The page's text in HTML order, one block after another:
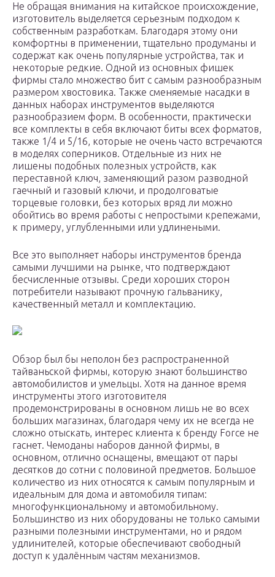
Не обращая внимания на китайское происхождение,
изготовитель выделяется серьезным подходом к
собственным разработкам. Благодаря этому они
комфортны в применении, тщательно продуманы и
содержат как очень популярные устройства, так и
некоторые редкие. Одной из основных фишек
фирмы стало множество бит с самым разнообразным
размером хвостовика. Также сменяемые насадки в
данных наборах инструментов выделяются
разнообразием форм. В особенности, практически
все комплекты в себя включают биты всех форматов,
также 1/4 и 5/16, которые не очень часто встречаются
в моделях соперников. Отдельные из них не
лишены подобных полезных устройств, как
переставной ключ, заменяющий разом разводной
гаечный и газовый ключи, и продолговатые
торцевые головки, без которых вряд ли можно
обойтись во время работы с непростыми крепежами,
к примеру, углубленными или удлинеными.
Все это выполняет наборы инструментов бренда
самыми лучшими на рынке, что подтверждают
бесчисленные отзывы. Среди хороших сторон
потребители называют прочную гальванику,
качественный металл и комплектацию.
Обзор был бы неполон без распространенной
тайваньской фирмы, которую знают большинство
автомобилистов и умельцы. Хотя на данное время
инструменты этого изготовителя
продемонстрированы в основном лишь не во всех
больших магазинах, благодаря чему их не всегда не
сложно отыскать, интерес клиента к бренду Force не
гаснет. Чемоданы наборов данной фирмы, в
основном, отлично оснащены, вмещают от пары
десятков до сотни с половиной предметов. Большое
количество из них относятся к самым популярным и
идеальным для дома и автомобиля типам:
многофункциональному и автомобильному.
Большинство из них оборудованы не только самыми
разными полезными инструментами, но и рядом
удлинителей, которые обеспечивают свободный
доступ к удалённым частям механизмов.